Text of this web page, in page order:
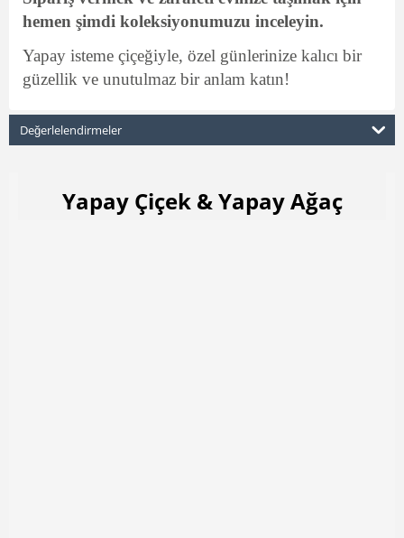
hemen şimdi koleksiyonumuzu inceleyin.
Yapay isteme çiçeğiyle, özel günlerinize kalıcı bir
güzellik ve unutulmaz bir anlam katın!
Değerlelendirmeler
Yapay Çiçek & Yapay Ağaç